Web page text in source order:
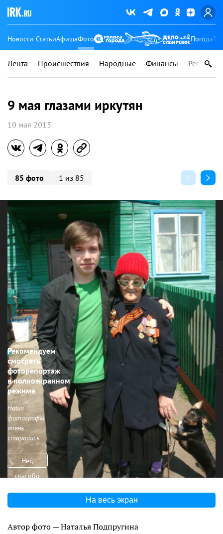
Новости СтатьиАфишаФото Погода
Лента Происшествия Народные Финансы Регионы
9 мая глазами иркутян
10 мая 2013
85 фото 1 из 85
Рекомендуем
смотреть
фоторепортаж
в полноэкранном
режиме
Наши
фотографы
очень
старались
Нет,
спасибо
На весь экран
Автор фото — Наталья Подпругина